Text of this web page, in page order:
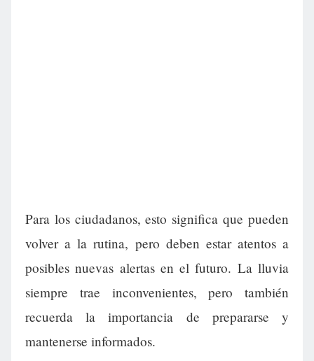
Para los ciudadanos, esto significa que pueden
volver a la rutina, pero deben estar atentos a
posibles nuevas alertas en el futuro. La lluvia
siempre trae inconvenientes, pero también
recuerda la importancia de prepararse y
mantenerse informados.